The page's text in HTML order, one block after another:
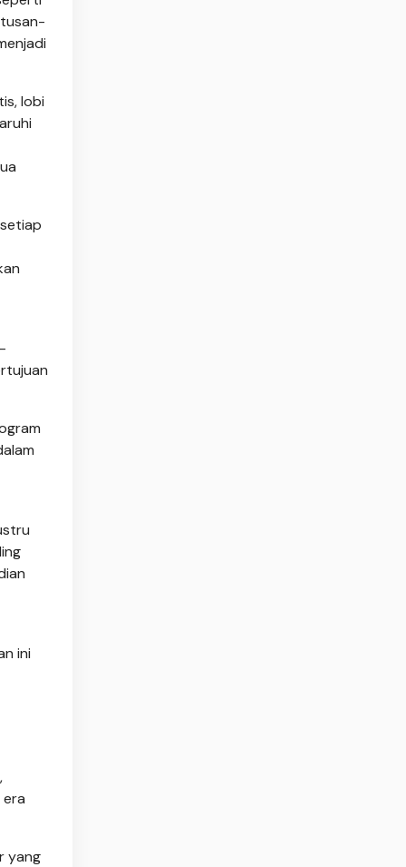
lobi
ini
yang